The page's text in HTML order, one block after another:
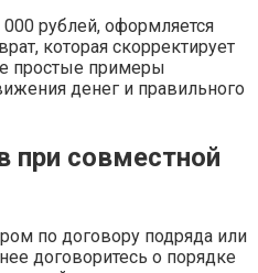
рублей, оформляется
которая скорректирует
простые примеры
денег и правильного
при совместной
по договору подряда или
договоритесь о порядке